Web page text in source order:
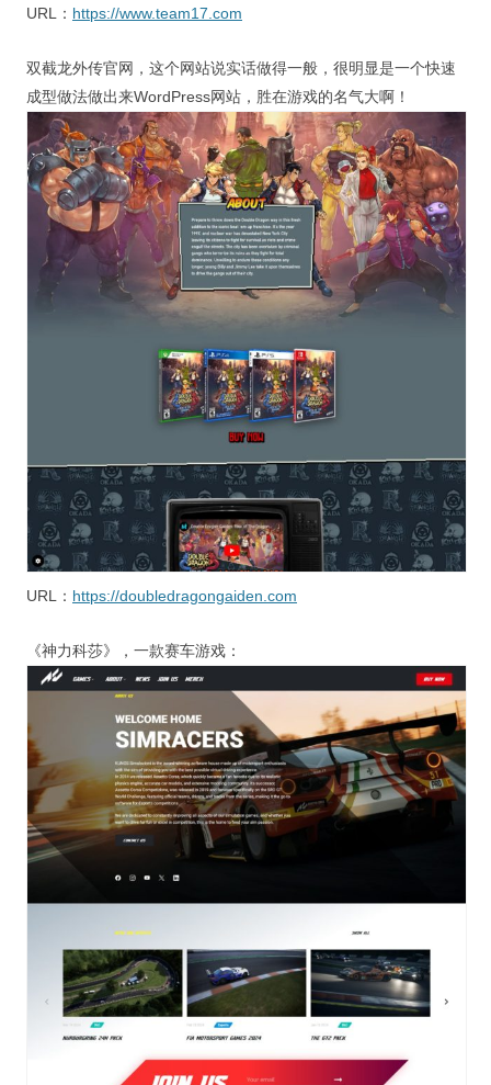
URL： https://www.team17.com
双截龙外传官网，这个网站说实话做得一般，很明显是一个快速
成型做法做出来WordPress网站，胜在游戏的名气大啊！
URL： https://doubledragongaiden.com
《神力科莎》，一款赛车游戏：